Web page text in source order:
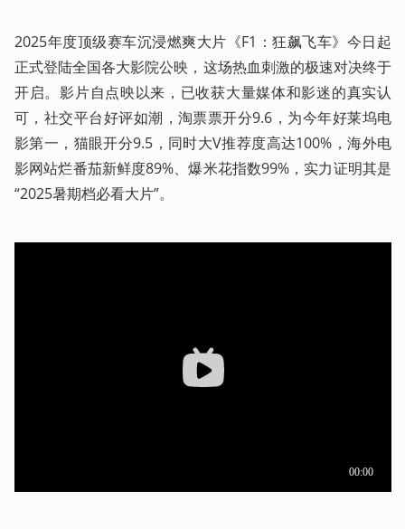
2025年度顶级赛车沉浸燃爽大片《F1：狂飙飞车》今日起
正式登陆全国各大影院公映，这场热血刺激的极速对决终于
开启。影片自点映以来，已收获大量媒体和影迷的真实认
可，社交平台好评如潮，淘票票开分9.6，为今年好莱坞电
影第一，猫眼开分9.5，同时大V推荐度高达100%，海外电
影网站烂番茄新鲜度89%、爆米花指数99%，实力证明其是
“2025暑期档必看大片”。